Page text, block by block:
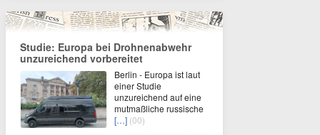
Studie: Europa bei Drohnenabwehr
unzureichend vorbereitet
Berlin - Europa ist laut
einer Studie
unzureichend auf eine
mutmaßliche russische
[…] (00)